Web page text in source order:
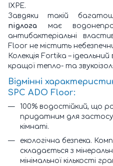
IXPE.
Завдяки такій
підлога має
антибактеріальні
Floor не містить
Колекція Fortika –
кращої тепло- та
Відмінні
SPC ADO Floor:
100% водостійкий, що
придатним для
кімнаті.
екологічна безпека.
складається з
мінімальної кількості